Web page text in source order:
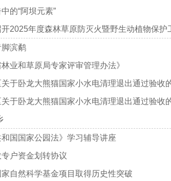
的“阿坝元素”
2025年度森林草原防灭火暨野生动植物保护
滨鹬
业和草原局专家评审管理办法》
于卧龙大熊猫国家小水电清理退出通过验收
于卧龙大熊猫国家小水电清理退出通过验收
国国家公园法》学习辅导讲座
户资金划转协议
自然科学基金项目取得历史性突破